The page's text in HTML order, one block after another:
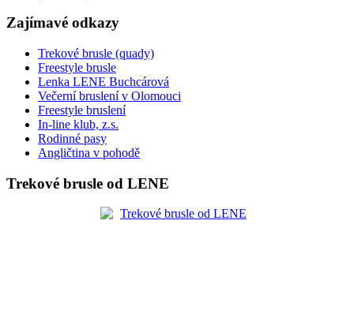
Zajímavé odkazy
Trekové brusle (quady)
Freestyle brusle
Lenka LENE Buchcárová
Večerní bruslení v Olomouci
Freestyle bruslení
In-line klub, z.s.
Rodinné pasy
Angličtina v pohodě
Trekové brusle od LENE